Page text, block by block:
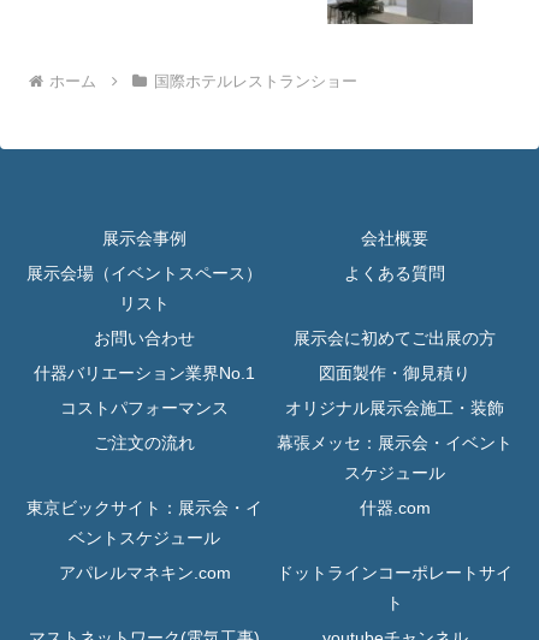
ホーム 国際ホテルレストランショー
展示会事例
会社概要
展示会場（イベントスペース）
リスト
よくある質問
お問い合わせ
展示会に初めてご出展の方
什器バリエーション業界No.1
図面製作・御見積り
コストパフォーマンス
オリジナル展示会施工・装飾
ご注文の流れ
幕張メッセ：展示会・イベント
スケジュール
東京ビックサイト：展示会・イ
ベントスケジュール
什器.com
アパレルマネキン.com
ドットラインコーポレートサイ
ト